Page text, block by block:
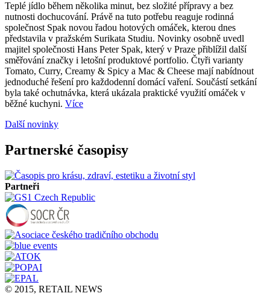
Teplé jídlo během několika minut, bez složité přípravy a bez
nutnosti dochucování. Právě na tuto potřebu reaguje rodinná
společnost Spak novou řadou hotových omáček, kterou dnes
představila v pražském Surikata Studiu. Novinky osobně uvedl
majitel společnosti Hans Peter Spak, který v Praze přiblížil další
směřování značky i letošní produktové portfolio. Čtyři varianty
Tomato, Curry, Creamy & Spicy a Mac & Cheese mají nabídnout
jednoduché řešení pro každodenní domácí vaření. Součástí setkání
byla také ochutnávka, která ukázala praktické využití omáček v
běžné kuchyni. Více
Další novinky
Partnerské časopisy
Partneři
© 2015, RETAIL NEWS